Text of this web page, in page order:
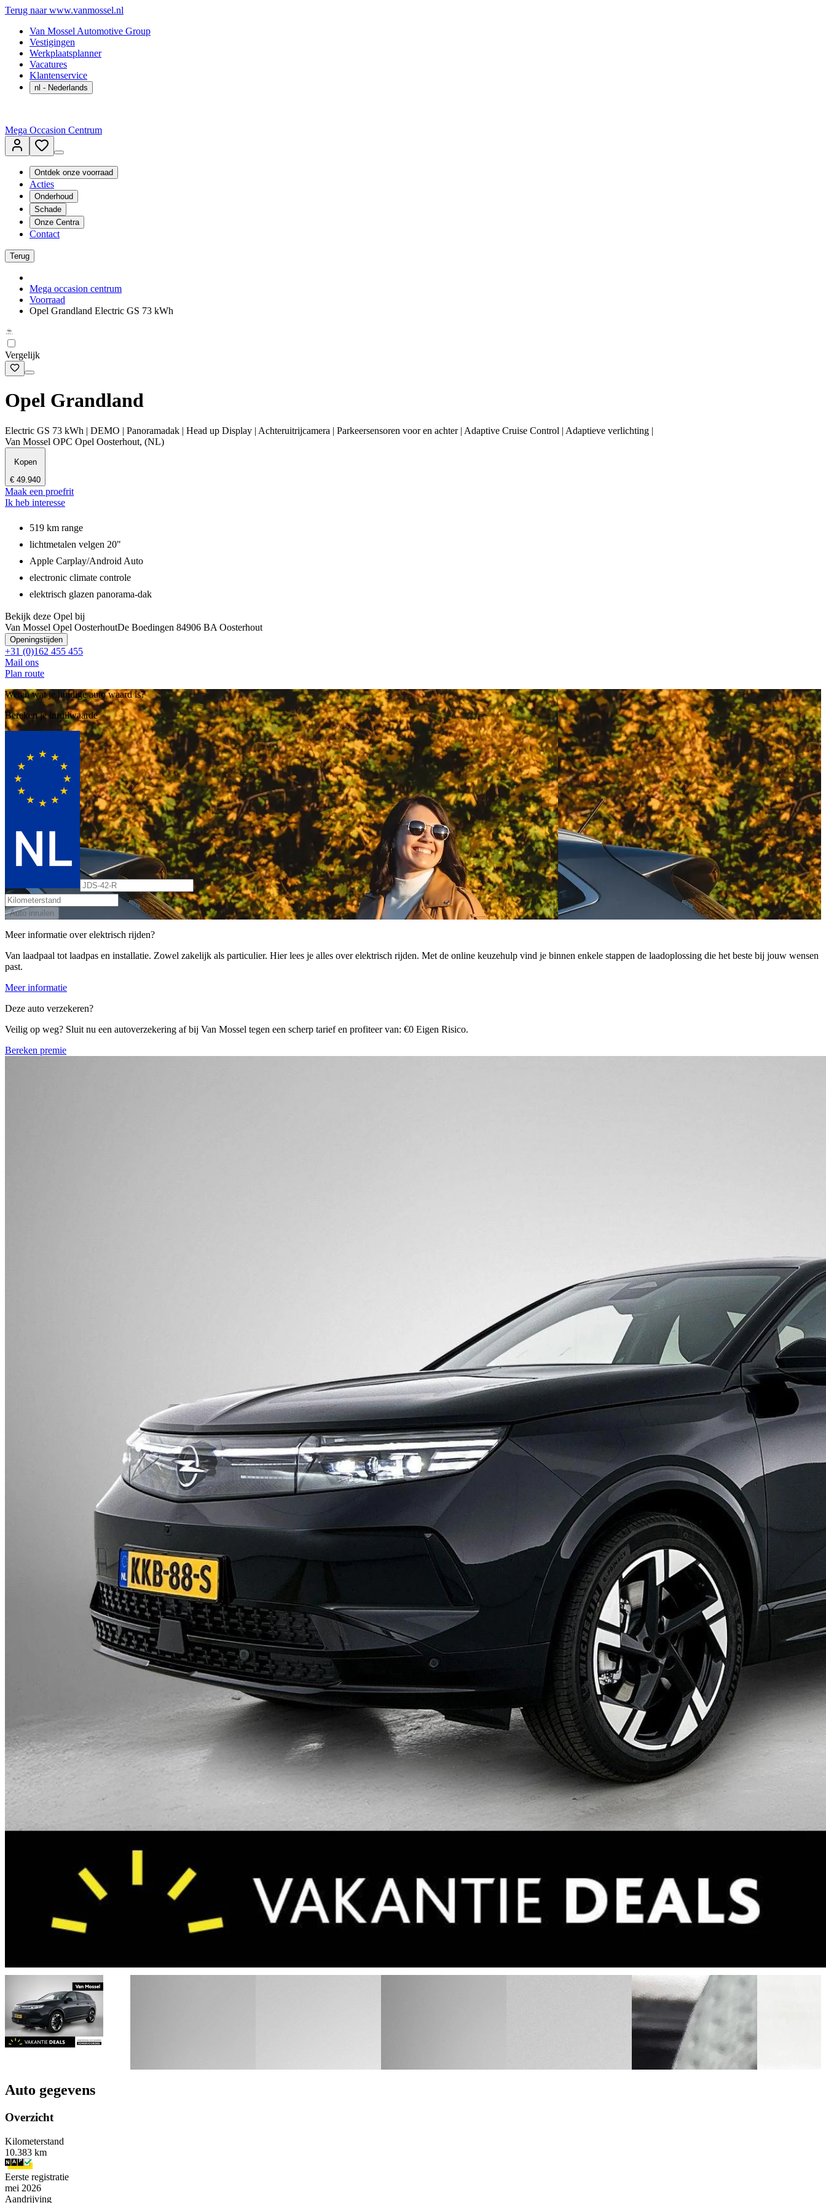
Terug naar www.vanmossel.nl
Van Mossel Automotive Group
Vestigingen
Werkplaatsplanner
Vacatures
Klantenservice
nl - Nederlands
Mega Occasion Centrum
Ontdek onze voorraad
Acties
Onderhoud
Schade
Onze Centra
Contact
Terug
Mega occasion centrum
Voorraad
Opel Grandland Electric GS 73 kWh
Vergelijk
Opel Grandland
Electric GS 73 kWh | DEMO | Panoramadak | Head up Display | Achteruitrijcamera | Parkeersensoren voor en achter | Adaptive Cruise Control | Adaptieve verlichting |
Van Mossel OPC Opel Oosterhout, (NL)
Kopen
€ 49.940
Maak een proefrit
Ik heb interesse
519 km range
lichtmetalen velgen 20"
Apple Carplay/Android Auto
electronic climate controle
elektrisch glazen panorama-dak
Bekijk deze Opel bij
Van Mossel Opel OosterhoutDe Boedingen 84906 BA Oosterhout
Openingstijden
+31 (0)162 455 455
Mail ons
Plan route
Weten wat je huidige auto waard is?
Bereken je inruilwaarde
Auto inruilen
Meer informatie over elektrisch rijden?
Van laadpaal tot laadpas en installatie. Zowel zakelijk als particulier. Hier lees je alles over elektrisch rijden. Met de online keuzehulp vind je binnen enkele stappen de laadoplossing die het beste bij jouw wensen
past.
Meer informatie
Deze auto verzekeren?
Veilig op weg? Sluit nu een autoverzekering af bij Van Mossel tegen een scherp tarief en profiteer van: €0 Eigen Risico.
Bereken premie
Auto gegevens
Overzicht
Kilometerstand
10.383 km
Eerste registratie
mei 2026
Aandrijving